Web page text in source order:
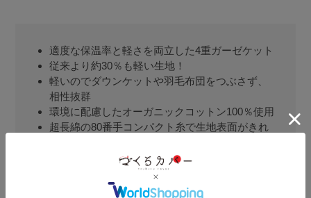
適度な保温率と軽さを両立した4重ガーゼケット
従来より約30％も軽い生地！
軽いのでダウンケットや羽毛布団をつぶさず、
相性抜群
環境に配慮したオーガニックコットン100％使用
超長綿の80番手コンパクト糸で生地表面がきれ
じっくり手間ひまかける和晒製法で、洗うほど
にふっくらと柔らかな肌触り
高い通気性で乾きやすく、吸水性、吸湿性も優